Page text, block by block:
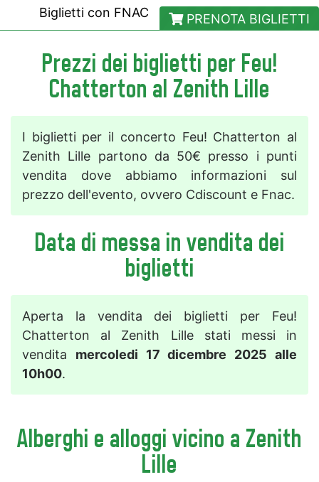
Biglietti con FNAC PRENOTA BIGLIETTI
Prezzi dei biglietti per Feu!
Chatterton al Zenith Lille
I biglietti per il concerto Feu! Chatterton al
Zenith Lille partono da 50€ presso i punti
vendita dove abbiamo informazioni sul
prezzo dell'evento, ovvero Cdiscount e Fnac.
Data di messa in vendita dei
biglietti
Aperta la vendita dei biglietti per Feu!
Chatterton al Zenith Lille stati messi in
vendita mercoledi 17 dicembre 2025 alle
10h00.
Alberghi e alloggi vicino a Zenith
Lille